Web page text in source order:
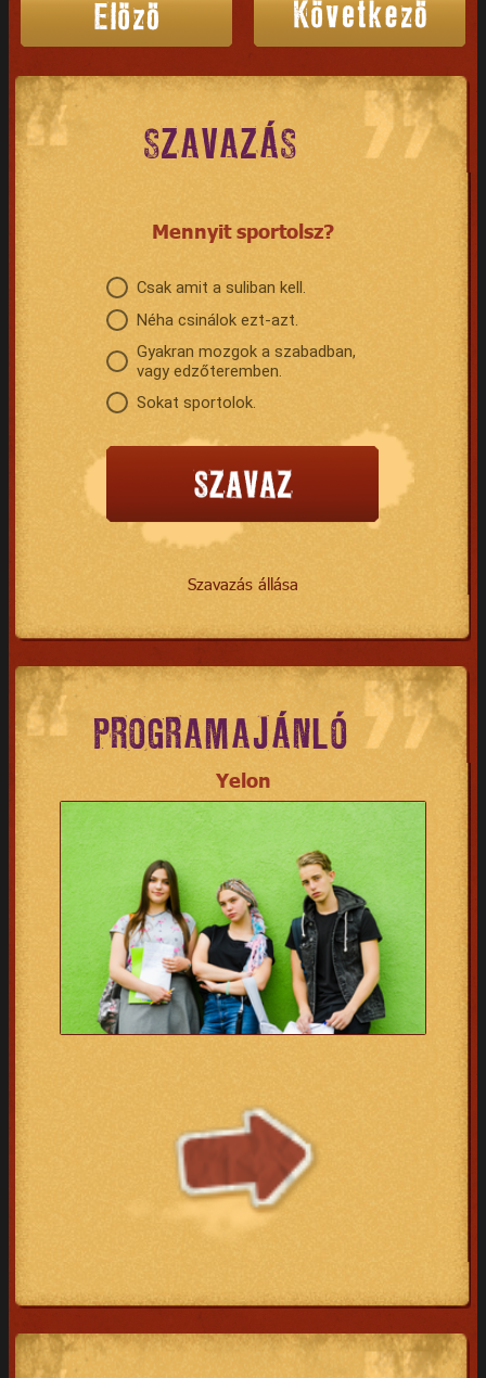
SZAVAZÁS
Mennyit sportolsz?
Csak amit a suliban kell.
Néha csinálok ezt-azt.
Gyakran mozgok a szabadban,
vagy edzőteremben.
Sokat sportolok.
Szavazás állása
PROGRAMAJÁNLÓ
Yelon